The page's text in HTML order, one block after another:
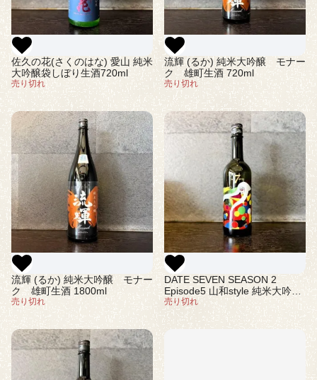
佐久の花(さくのはな) 愛山 純米
大吟醸袋しぼり生酒720ml
売り切れ
流輝 (るか) 純米大吟醸 モナー
ク 雄町生酒 720ml
売り切れ
流輝 (るか) 純米大吟醸 モナー
ク 雄町生酒 1800ml
売り切れ
DATE SEVEN SEASON 2
Episode5 山和style 純米大吟醸
720ml(ダテセブン)
売り切れ